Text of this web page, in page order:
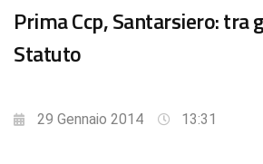
Prima Ccp, Santarsiero: tra
Statuto
29 Gennaio 2014 13:31